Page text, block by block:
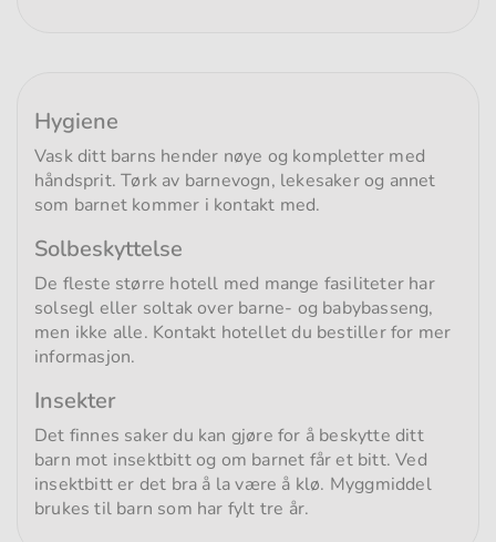
Hygiene
Vask ditt barns hender nøye og kompletter med
håndsprit. Tørk av barnevogn, lekesaker og annet
som barnet kommer i kontakt med.
Solbeskyttelse
De fleste større hotell med mange fasiliteter har
solsegl eller soltak over barne- og babybasseng,
men ikke alle. Kontakt hotellet du bestiller for mer
informasjon.
Insekter
Det finnes saker du kan gjøre for å beskytte ditt
barn mot insektbitt og om barnet får et bitt. Ved
insektbitt er det bra å la være å klø. Myggmiddel
brukes til barn som har fylt tre år.